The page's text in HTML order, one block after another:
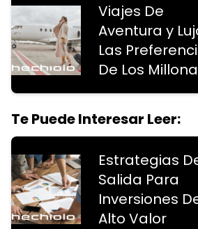
Viajes De
Aventura y
Las
De Los
Te Puede Interesar Leer:
Estrategias
Salida Para
Inversiones
Alto Valor